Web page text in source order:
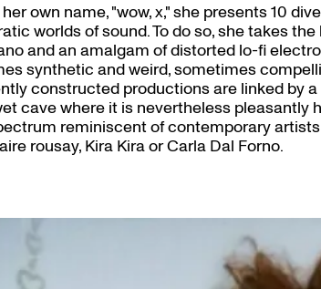
own name, "wow, x," she presents 10
worlds of sound. To do so, she takes
and an amalgam of distorted lo-fi
synthetic and weird, sometimes
constructed productions are linked by
cave where it is nevertheless pleasantly
reminiscent of contemporary
rousay, Kira Kira or Carla Dal Forno.